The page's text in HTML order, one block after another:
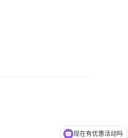
现在有优惠活动吗